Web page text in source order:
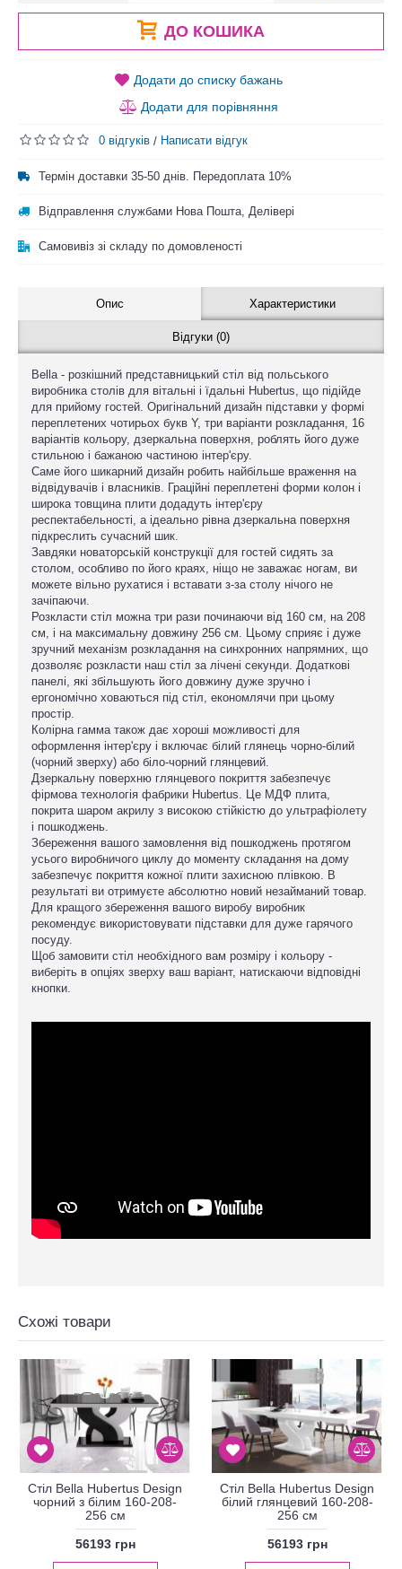
ДО КОШИКА
Додати до списку бажань
Додати для порівняння
0 відгуків / Написати відгук
Термін доставки 35-50 днів. Передоплата 10%
Відправлення службами Нова Пошта, Делівері
Самовивіз зі складу по домовленості
Опис Характеристики
Відгуки (0)
Bella - розкішний представницький стіл від польського
виробника столів для вітальні і їдальні Hubertus, що підійде
для прийому гостей. Оригінальний дизайн підставки у формі
переплетених чотирьох букв Y, три варіанти розкладання, 16
варіантів кольору, дзеркальна поверхня, роблять його дуже
стильною і бажаною частиною інтер'єру.
Саме його шикарний дизайн робить найбільше враження на
відвідувачів і власників. Граційні переплетені форми колон і
широка товщина плити додадуть інтер'єру
респектабельності, а ідеально рівна дзеркальна поверхня
підкреслить сучасний шик.
Завдяки новаторській конструкції для гостей сидять за
столом, особливо по його краях, ніщо не заважає ногам, ви
можете вільно рухатися і вставати з-за столу нічого не
зачіпаючи.
Розкласти стіл можна три рази починаючи від 160 см, на 208
см, і на максимальну довжину 256 см. Цьому сприяє і дуже
зручний механізм розкладання на синхронних напрямних, що
дозволяє розкласти наш стіл за лічені секунди. Додаткові
панелі, які збільшують його довжину дуже зручно і
ергономічно ховаються під стіл, економлячи при цьому
простір.
Колірна гамма також дає хороші можливості для
оформлення інтер'єру і включає білий глянець чорно-білий
(чорний зверху) або біло-чорний глянцевий.
Дзеркальну поверхню глянцевого покриття забезпечує
фірмова технологія фабрики Hubertus. Це МДФ плита,
покрита шаром акрилу з високою стійкістю до ультрафіолету
і пошкоджень.
Збереження вашого замовлення від пошкоджень протягом
усього виробничого циклу до моменту складання на дому
забезпечує покриття кожної плити захисною плівкою. В
результаті ви отримуєте абсолютно новий незайманий товар.
Для кращого збереження вашого виробу виробник
рекомендує використовувати підставки для дуже гарячого
посуду.
Щоб замовити стіл необхідного вам розміру і кольору -
виберіть в опціях зверху ваш варіант, натискаючи відповідні
кнопки.
Схожі товари
Стіл Bella Hubertus Design
чорний з білим 160-208-
256 см
56193 грн
Стіл Bella Hubertus Design
білий глянцевий 160-208-
256 см
56193 грн